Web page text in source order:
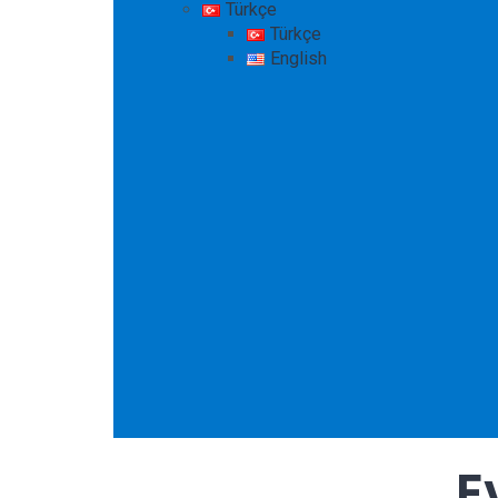
Türkçe
Türkçe
English